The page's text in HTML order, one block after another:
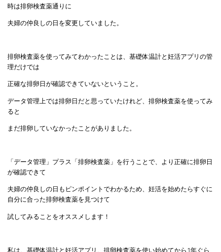
時は排卵検査薬通りに
夫婦の仲良しの日を変更していました。
排卵検査薬を使ってみてわかったことは、基礎体温計と妊活アプリの管
理だけでは
正確な排卵日が確認できていないということ。
データ管理上では排卵日だと思っていたけれど、排卵検査薬を使ってみ
ると
まだ排卵していなかったことがありました。
「データ管理」プラス「排卵検査薬」を行うことで、より正確に排卵日
が確認できて
夫婦の仲良しの日もピンポイントでわかるため、妊活を始めたらすぐに
自分に合った排卵検査薬を見つけて
試してみることをオススメします！
私は、基礎体温計と妊活アプリ、排卵検査薬を使い始めてから1年ぐら